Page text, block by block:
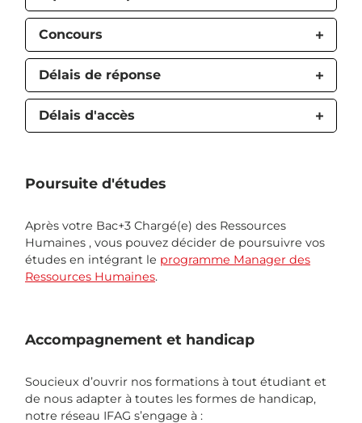
Concours
Délais de réponse
Délais d'accès
Poursuite d'études
Après votre Bac+3 Chargé(e) des Ressources
Humaines , vous pouvez décider de poursuivre vos
études en intégrant le programme Manager des
Ressources Humaines.
Accompagnement et handicap
Soucieux d’ouvrir nos formations à tout étudiant et
de nous adapter à toutes les formes de handicap,
notre réseau IFAG s’engage à :